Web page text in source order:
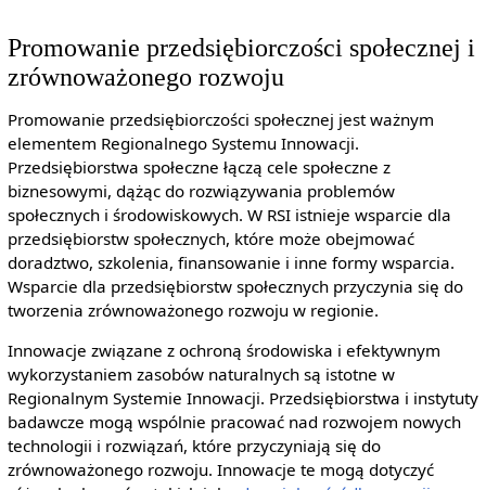
Promowanie przedsiębiorczości społecznej i
zrównoważonego rozwoju
Promowanie przedsiębiorczości społecznej jest ważnym
elementem Regionalnego Systemu Innowacji.
Przedsiębiorstwa społeczne łączą cele społeczne z
biznesowymi, dążąc do rozwiązywania problemów
społecznych i środowiskowych. W RSI istnieje wsparcie dla
przedsiębiorstw społecznych, które może obejmować
doradztwo, szkolenia, finansowanie i inne formy wsparcia.
Wsparcie dla przedsiębiorstw społecznych przyczynia się do
tworzenia zrównoważonego rozwoju w regionie.
Innowacje związane z ochroną środowiska i efektywnym
wykorzystaniem zasobów naturalnych są istotne w
Regionalnym Systemie Innowacji. Przedsiębiorstwa i instytuty
badawcze mogą wspólnie pracować nad rozwojem nowych
technologii i rozwiązań, które przyczyniają się do
zrównoważonego rozwoju. Innowacje te mogą dotyczyć